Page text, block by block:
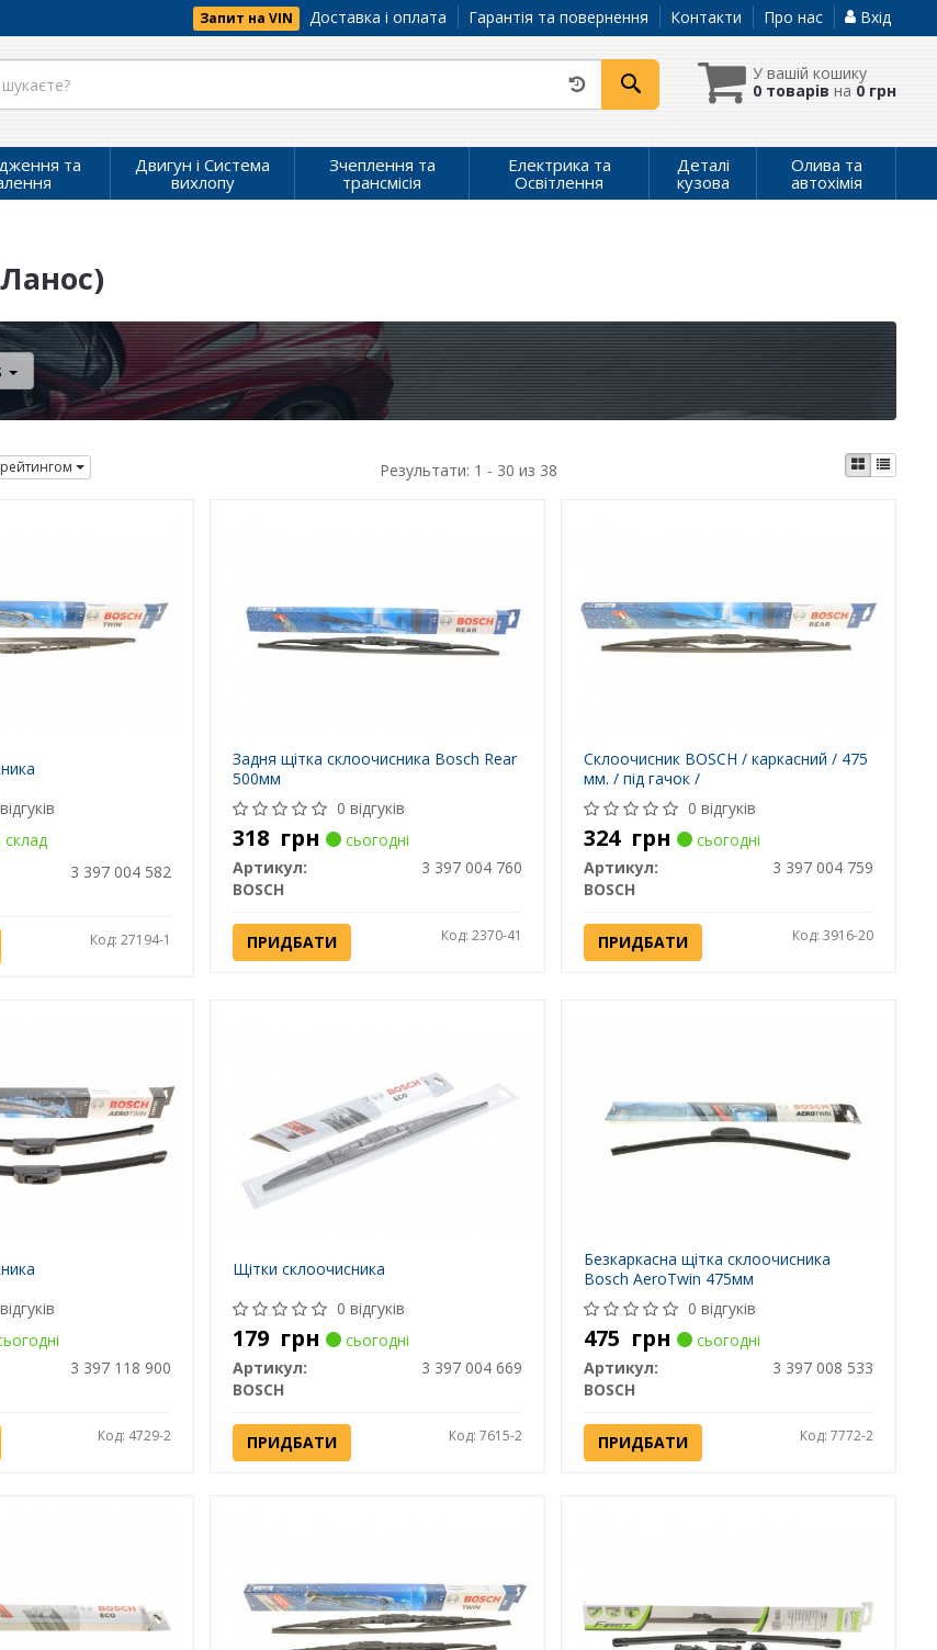
Запит на VIN Доставка і оплата Гарантія та повернення Контакти Про нас Вхід
У вашій кошику
0 товарів на 0 грн
та
Двигун і Система
вихлопу
Зчеплення та
трансмісія
Електрика та
Освітлення
Деталі
кузова
Олива та
автохімія
Результати: 1 - 30 из 38
склад
3 397 004 582
Код: 27194-1
Задня щітка склоочисника Bosch Rear
500мм
0 відгуків
318 грн
сьогодні
Артикул:
3 397 004 760
BOSCH
ПРИДБАТИ Код: 2370-41
Склоочисник BOSCH / каркасний / 475
мм. / під гачок /
0 відгуків
324 грн
сьогодні
Артикул:
3 397 004 759
BOSCH
ПРИДБАТИ Код: 3916-20
3 397 118 900
Код: 4729-2
Щітки склоочисника
0 відгуків
179 грн
сьогодні
Артикул:
3 397 004 669
BOSCH
ПРИДБАТИ Код: 7615-2
Безкаркасна щітка склоочисника
Bosch AeroTwin 475мм
0 відгуків
475 грн
сьогодні
Артикул:
3 397 008 533
BOSCH
ПРИДБАТИ Код: 7772-2